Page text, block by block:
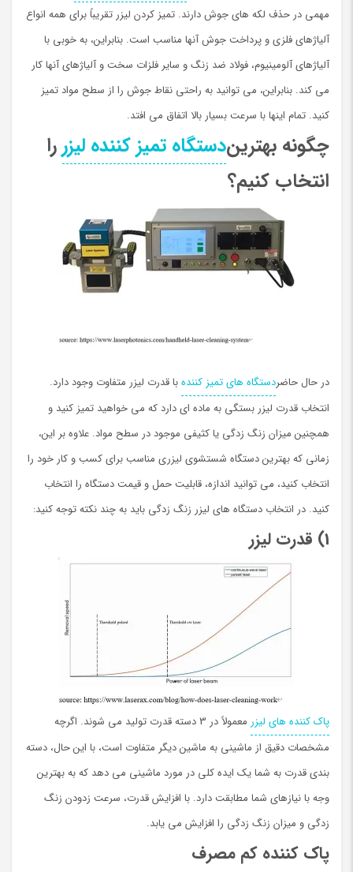
مهمی در حذف لکه های جوش دارند. تمیز کردن لیزر تقریباً برای همه انواع
آلیاژهای فلزی و پرداخت جوش آنها مناسب است. بنابراین، به خوبی با
آلیاژهای آلومینیوم، فولاد ضد زنگ و سایر فلزات سخت و آلیاژهای آنها کار
می کند. بنابراین، می توانید به راحتی نقاط جوش را از سطح مواد تمیز
کنید. تمام اينها با سرعت بسیار بالا اتفاق مي افتد.
چگونه بهتریندستگاه تمیز کننده لیزررا
انتخاب کنیم؟
در حال حاضردستگاه های تمیز کنندهبا قدرت لیزر متفاوت وجود دارد.
انتخاب قدرت لیزر بستگی به ماده ای دارد که می خواهید تمیز کنید و
همچنين میزان زنگ زدگی یا کثیفی موجود در سطح مواد. علاوه بر این،
زمانی که بهترین دستگاه شستشوی لیزری مناسب برای کسب و کار خود را
انتخاب کنید، می توانید اندازه، قابلیت حمل و قیمت دستگاه را انتخاب
کنید. در انتخاب دستگاه های لیزر زنگ زدگی باید به چند نکته توجه کنید:
1) قدرت لیزر
پاک کننده های لیزر
معمولاً در 3 دسته قدرت تولید می شوند. اگرچه
مشخصات دقیق از ماشینی به ماشین دیگر متفاوت است، با این حال، دسته
بندی قدرت به شما یک ایده کلی در مورد ماشینی می دهد که به بهترین
وجه با نیازهای شما مطابقت دارد. با افزایش قدرت، سرعت زدودن زنگ
زدگی و میزان زنگ زدگی را افزایش می يابد.
پاک کننده کم مصرف